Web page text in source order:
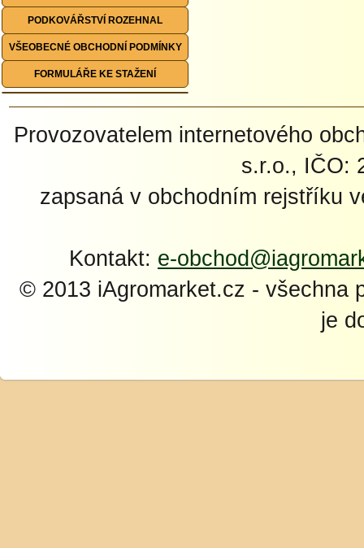
PODKOVÁŘSTVÍ ROZEHNAL
VŠEOBECNÉ OBCHODNÍ PODMÍNKY
FORMULÁŘE KE STAŽENÍ
Provozovatelem internetového
s.r.o., IČO:
zapsaná v obchodním rejstříku
Kontakt: e-
© 2013 iAgromarket.cz - všechna
je